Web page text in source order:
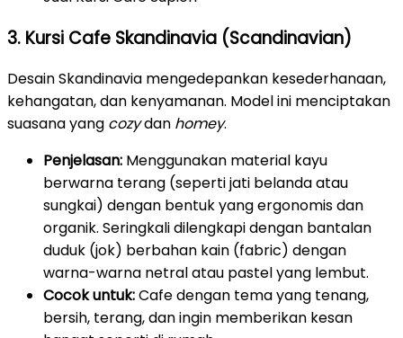
3. Kursi Cafe Skandinavia (Scandinavian)
Desain Skandinavia mengedepankan kesederhanaan,
kehangatan, dan kenyamanan. Model ini menciptakan
suasana yang cozydan homey.
Penjelasan: Menggunakan material kayu
berwarna terang (seperti jati belanda atau
sungkai) dengan bentuk yang ergonomis dan
organik. Seringkali dilengkapi dengan bantalan
duduk (jok) berbahan kain (fabric) dengan
warna-warna netral atau pastel yang lembut.
Cocok untuk:Cafe dengan tema yang tenang,
bersih, terang, dan ingin memberikan kesan